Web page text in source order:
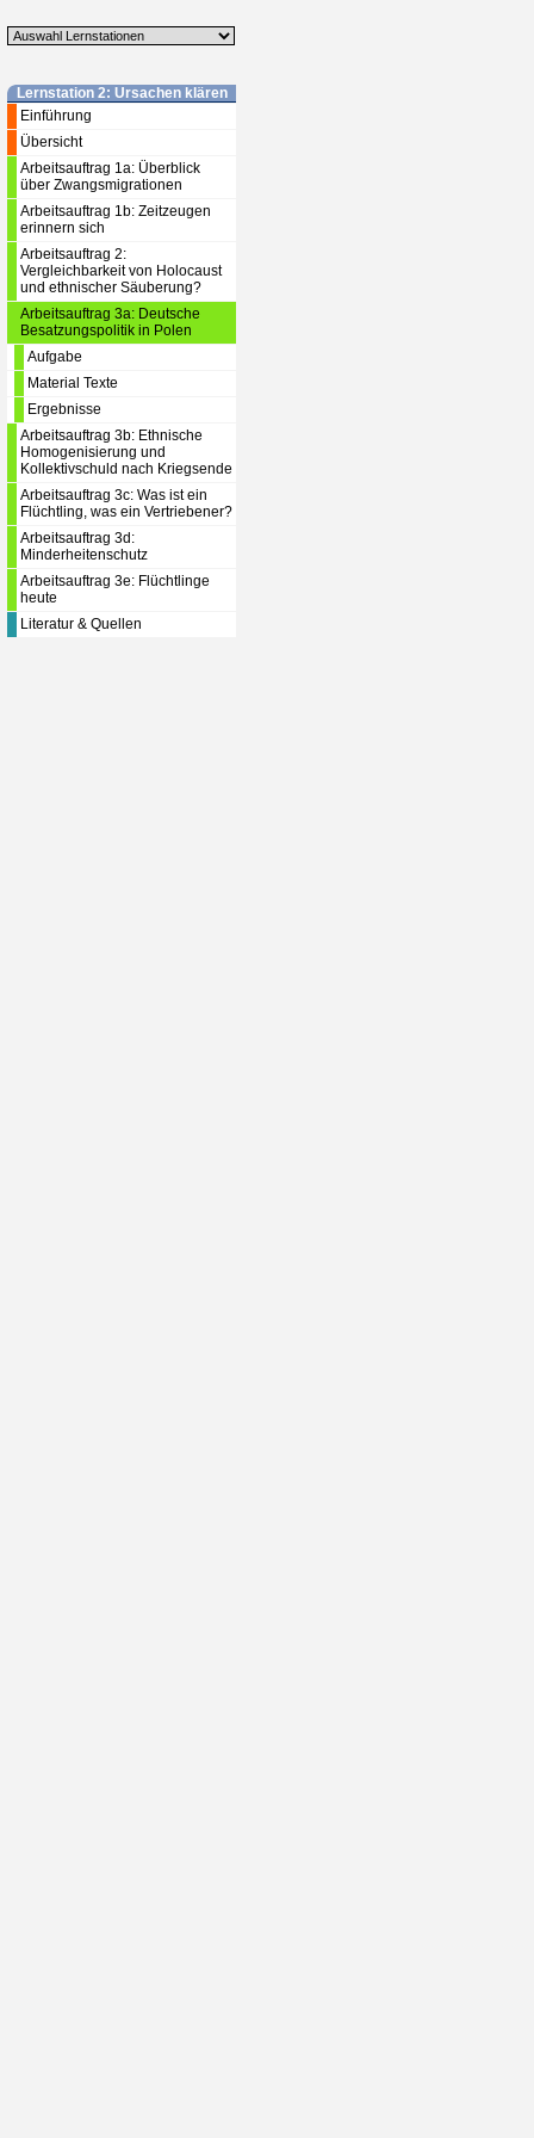
Lernstation 2: Ursachen klären
Einführung
Übersicht
Arbeitsauftrag 1a: Überblick
über Zwangsmigrationen
Arbeitsauftrag 1b: Zeitzeugen
erinnern sich
Arbeitsauftrag 2:
Vergleichbarkeit von Holocaust
und ethnischer Säuberung?
Arbeitsauftrag 3a: Deutsche
Besatzungspolitik in Polen
Aufgabe
Material Texte
Ergebnisse
Arbeitsauftrag 3b: Ethnische
Homogenisierung und
Kollektivschuld nach Kriegsende
Arbeitsauftrag 3c: Was ist ein
Flüchtling, was ein Vertriebener?
Arbeitsauftrag 3d:
Minderheitenschutz
Arbeitsauftrag 3e: Flüchtlinge
heute
Literatur & Quellen